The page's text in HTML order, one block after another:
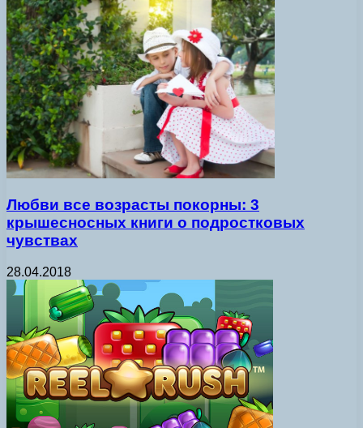
Любви все возрасты покорны: 3
крышесносных книги о подростковых
чувствах
28.04.2018